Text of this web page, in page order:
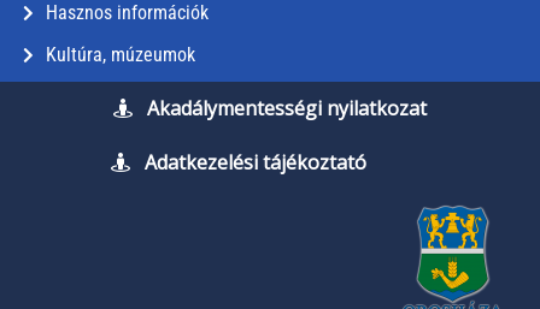
Hasznos információk
Kultúra, múzeumok
Akadálymentességi nyilatkozat
Adatkezelési tájékoztató